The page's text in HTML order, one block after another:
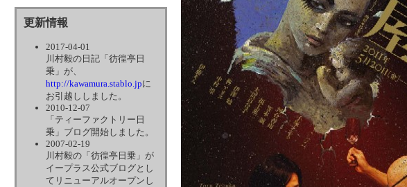
更新情報
2017-04-01
川村毅の日記「彷徨亭日
乗」が、
http://kawamura.stablo.jpに
お引越ししました。
2010-12-07
「ティーファクトリー日
乗」ブログ開始しました。
2007-02-19
川村毅の「彷徨亭日乗」が
イープラス公式ブログとし
てリニューアルオープンし